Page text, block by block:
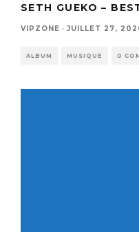
SETH GUEKO –
VIPZONE · JUILLET 27,
ALBUM MUSIQUE 0